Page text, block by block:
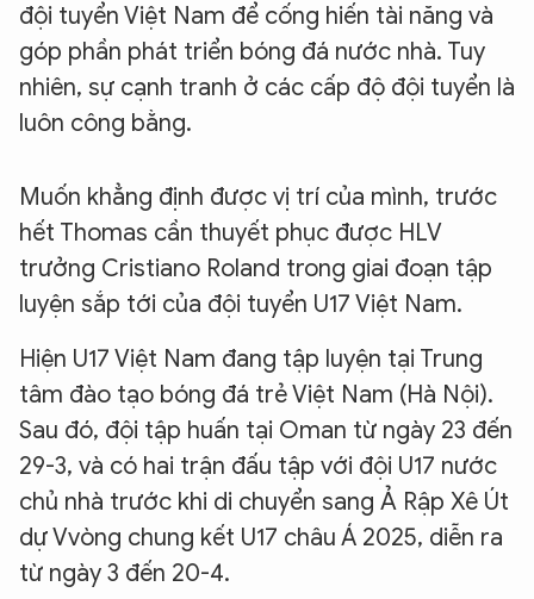
đội tuyển Việt Nam để cống hiến tài năng và
góp phần phát triển bóng đá nước nhà. Tuy
nhiên, sự cạnh tranh ở các cấp độ đội tuyển là
luôn công bằng.
Muốn khẳng định được vị trí của mình, trước
hết Thomas cần thuyết phục được HLV
trưởng Cristiano Roland trong giai đoạn tập
luyện sắp tới của đội tuyển U17 Việt Nam.
Hiện U17 Việt Nam đang tập luyện tại Trung
tâm đào tạo bóng đá trẻ Việt Nam (Hà Nội).
Sau đó, đội tập huấn tại Oman từ ngày 23 đến
29-3, và có hai trận đấu tập với đội U17 nước
chủ nhà trước khi di chuyển sang Ả Rập Xê Út
dự Vvòng chung kết U17 châu Á 2025, diễn ra
từ ngày 3 đến 20-4.